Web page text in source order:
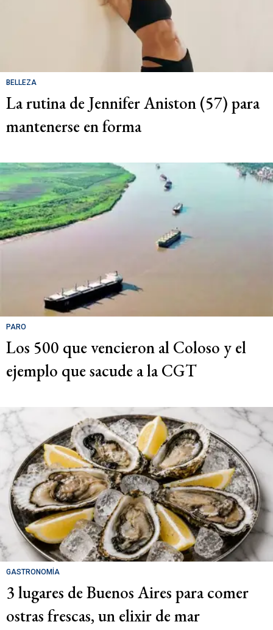
BELLEZA
La rutina de Jennifer Aniston (57) para
mantenerse en forma
PARO
Los 500 que vencieron al Coloso y el
ejemplo que sacude a la CGT
GASTRONOMÍA
3 lugares de Buenos Aires para comer
ostras frescas, un elixir de mar